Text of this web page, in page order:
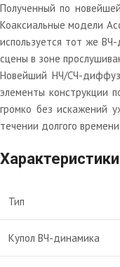
Полученный по
Коаксиальные модели
используется тот же
сцены в зоне
Новейший НЧ/СЧ-
элементы конструкции
громко без искажений
течении долгого
Тип
Купол ВЧ-динамика